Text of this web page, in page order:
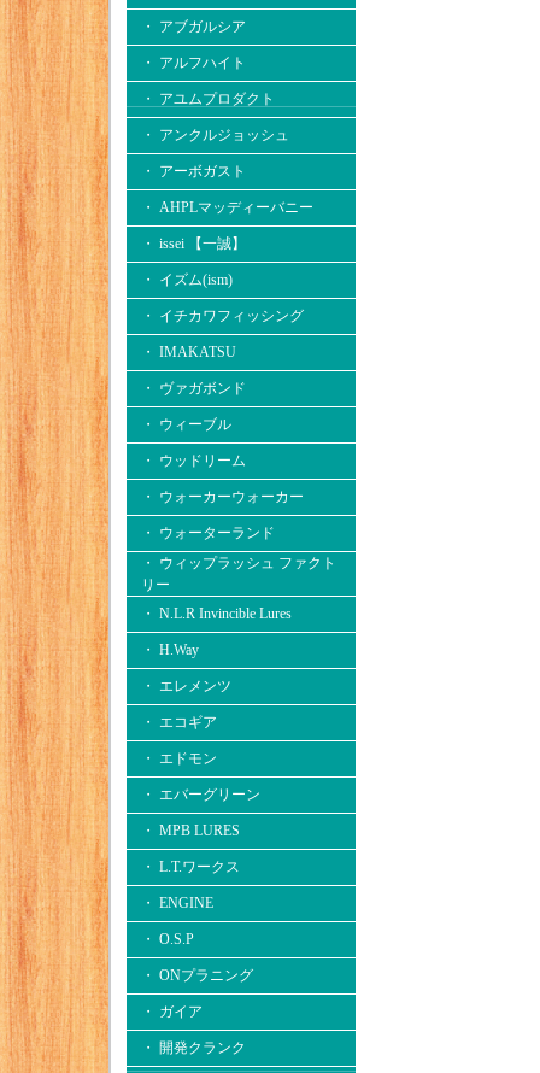
・ アブガルシア
・ アルフハイト
・ アユムプロダクト
・ アンクルジョッシュ
・ アーボガスト
・ AHPLマッディーバニー
・ issei 【一誠】
・ イズム(ism)
・ イチカワフィッシング
・ IMAKATSU
・ ヴァガボンド
・ ウィーブル
・ ウッドリーム
・ ウォーカーウォーカー
・ ウォーターランド
・ ウィップラッシュ ファクト
リー
・ N.L.R Invincible Lures
・ H.Way
・ エレメンツ
・ エコギア
・ エドモン
・ エバーグリーン
・ MPB LURES
・ L.T.ワークス
・ ENGINE
・ O.S.P
・ ONプラニング
・ ガイア
・ 開発クランク